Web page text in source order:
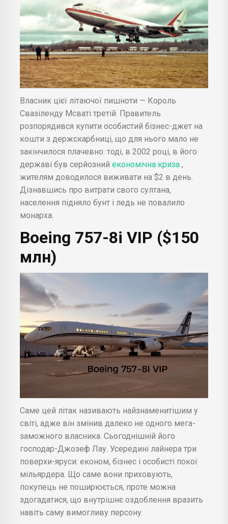
Власник цієї літаючої пишноти — Король
Свазіленду Мсваті третій. Правитель
розпорядився купити особистий бізнес-джет на
кошти з держскарбниці, що для нього мало не
закінчилося плачевно: тоді, в 2002 році, в його
державі був серйозний економічна криза ,
жителям доводилося виживати на $2 в день.
Дізнавшись про витрати свого султана,
населення підняло бунт і ледь не повалило
монарха.
Boeing 757-8i VIP ($150
млн)
Саме цей літак називають найзнаменитішим у
світі, адже він змінив далеко не одного мега-
заможного власника. Сьогоднішній його
господар-Джозеф Лау. Усередині лайнера три
поверхи-яруси: економ, бізнес і особисті покої
мільярдера. Що саме вони приховують,
покупець не поширюється, проте можна
здогадатися, що внутрішнє оздоблення вразить
навіть саму вимогливу персону.